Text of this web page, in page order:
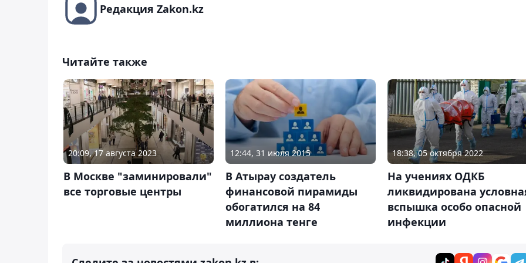
Редакция Zakon.kz
Читайте также
20:09, 17 августа 2023
В Москве "заминировали"
все торговые центры
12:44, 31 июля 2015
В Атырау создатель
финансовой пирамиды
обогатился на 84
миллиона тенге
18:38, 05 октября 2022
На учениях ОДКБ
ликвидирована
вспышка особо опасной
инфекции